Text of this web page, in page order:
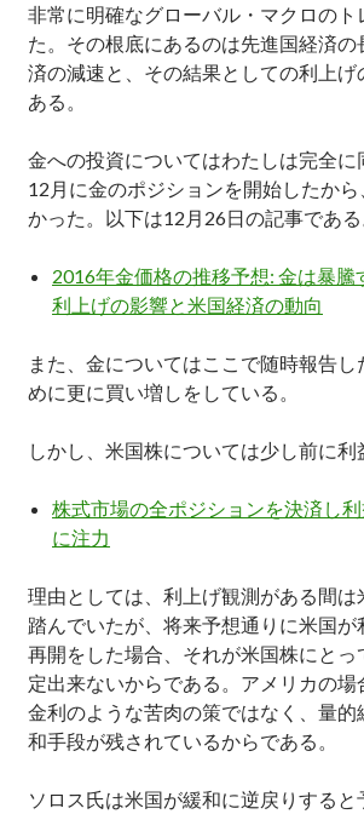
非常に明確なグローバル・マクロのト
た。その根底にあるのは先進国経済
済の減速と、その結果としての利上
ある。
金への投資についてはわたしは完全
12月に金のポジションを開始したか
かった。以下は12月26日の記事である
2016年金価格の推移予想: 金は暴
利上げの影響と米国経済の動向
また、金についてはここで随時報告
めに更に買い増しをしている。
しかし、米国株については少し前に利
株式市場の全ポジションを決済し
に注力
理由としては、利上げ観測がある間は
踏んでいたが、将来予想通りに米国
再開をした場合、それが米国株にと
定出来ないからである。アメリカの
金利のような苦肉の策ではなく、量
和手段が残されているからである。
ソロス氏は米国が緩和に逆戻りする